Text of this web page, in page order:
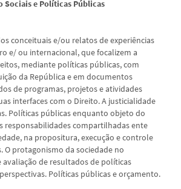
e Políticas Públicas
conceituais e/ou relatos de experiências
e/ ou internacional, que focalizem a
mediante políticas públicas, com
da República e em documentos
de programas, projetos e atividades
interfaces com o Direito. A justicialidade
Políticas públicas enquanto objeto do
responsabilidades compartilhadas ente
na propositura, execução e controle
O protagonismo da sociedade no
de resultados de políticas
Políticas públicas e orçamento.